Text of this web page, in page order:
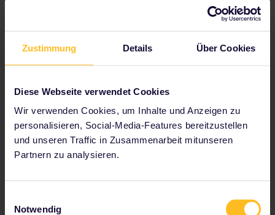
Zustimmung Details Über Cookies
Diese Webseite verwendet Cookies
Wir verwenden Cookies, um Inhalte und Anzeigen zu
personalisieren, Social-Media-Features bereitzustellen
und unseren Traffic in Zusammenarbeit mitunseren
Partnern zu analysieren.
Notwendig
Beginnen Sie jetzt mit der Planung Ihres Interrail-
Karte des europäischen Streckennetzes anzeigen
Infos zu Reservierungen lesen
Jugendherberge buchen
Ermäßigungen mit deinem Pass erhalten